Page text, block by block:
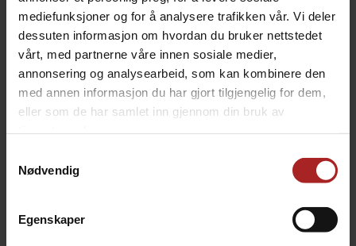
mediefunksjoner og for å analysere trafikken vår. Vi deler
dessuten informasjon om hvordan du bruker nettstedet
vårt, med partnerne våre innen sosiale medier,
annonsering og analysearbeid, som kan kombinere den
med annen informasjon du har gjort tilgjengelig for dem,
eller som de har samlet inn gjennom din bruk av
Nødvendig
Egenskaper
TILBEHØR
Glassbeholder på 23 liter